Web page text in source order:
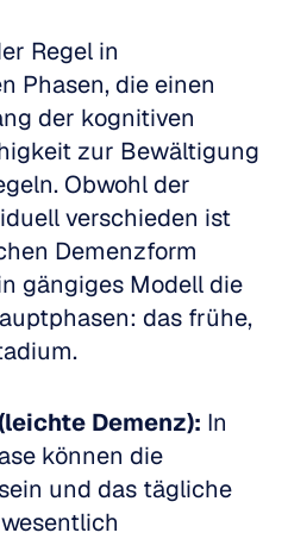
Regel in
Phasen, die einen
der kognitiven
zur Bewältigung
Obwohl der
verschieden ist
Demenzform
gängiges Modell die
das frühe,
Demenz): In
können die
und das tägliche